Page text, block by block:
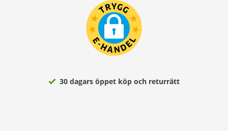
30 dagars öppet köp och returrätt